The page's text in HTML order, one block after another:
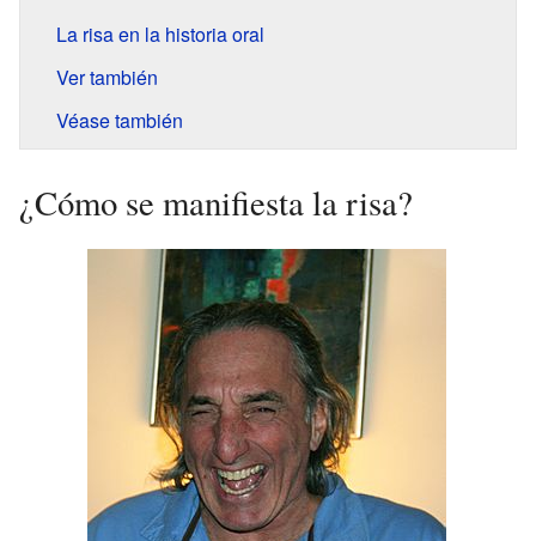
La risa en la historia oral
Ver también
Véase también
¿Cómo se manifiesta la risa?